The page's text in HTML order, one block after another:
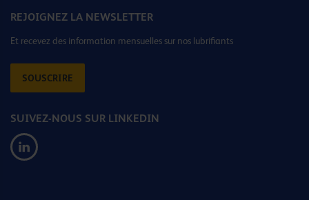
REJOIGNEZ LA NEWSLETTER
Et recevez des information mensuelles sur nos lubrifiants
SOUSCRIRE
SUIVEZ-NOUS SUR LINKEDIN